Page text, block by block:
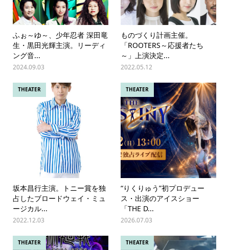
ふぉ～ゆ～、少年忍者 深田竜
生・黒田光輝主演。リーディ
ング音...
2024.09.03
ものづくり計画主催。
「ROOTERS～応援者たち
～」上演決定...
2022.05.12
THEATER
坂本昌行主演。トニー賞を独
占したブロードウェイ・ミュ
ージカル...
2022.12.03
THEATER
“りくりゅう”初プロデュー
ス・出演のアイスショー
「THE D...
2026.07.03
THEATER THEATER